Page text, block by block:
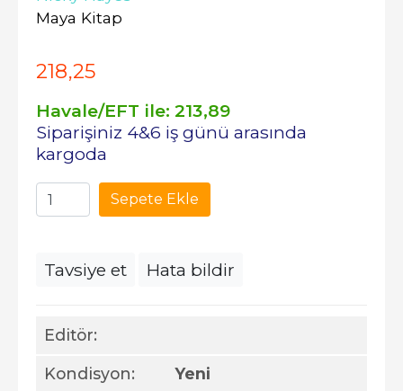
Maya Kitap
Editör:
Kondisyon: Yeni
218,25
Havale/EFT ile: 213,89
Siparişiniz 4&6 iş günü arasında
kargoda
Sepete Ekle
Tavsiye et Hata bildir